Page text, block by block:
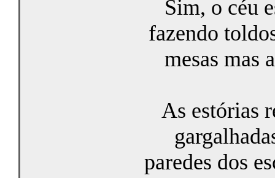
Sim, o céu
fazendo
mesas mas
As estórias
paredes dos